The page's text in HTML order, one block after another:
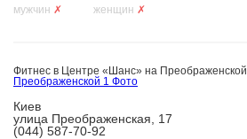
мужчин ✗ женщин ✗
Фитнес в Центре «Шанс» на Преображенской
Преображенской 1 Фото
Киев
улица Преображенская, 17
(044) 587-70-92